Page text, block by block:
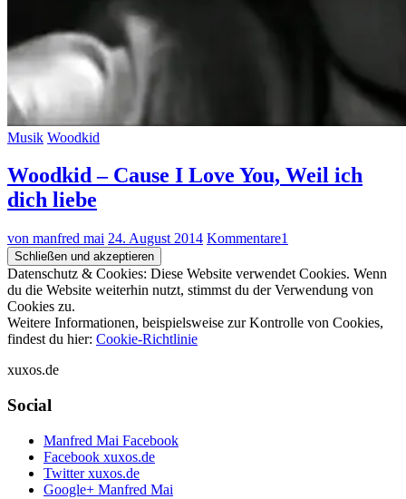
Musik Woodkid
Woodkid – Cause I Love You, Weil ich
dich liebe
von manfred mai 24. August 2014 Kommentare1
Datenschutz & Cookies: Diese Website verwendet Cookies. Wenn
du die Website weiterhin nutzt, stimmst du der Verwendung von
Cookies zu.
Weitere Informationen, beispielsweise zur Kontrolle von Cookies,
findest du hier: Cookie-Richtlinie
xuxos.de
Social
Manfred Mai Facebook
Facebook xuxos.de
Twitter xuxos.de
Google+ Manfred Mai